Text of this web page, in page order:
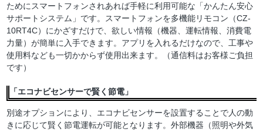
ためにスマートフォンされあれば手軽に利用可能な「かんたん安心
サポートシステム」です。スマートフォンを多機能リモコン（CZ-
10RT4C）にかざすだけで、欲しい情報（機器、運転情報、消費電
力量）が簡単に入手できます。アプリを入れるだけなので、工事や
使用料なども一切かからず使用出来ます。（通信料はお客様ご負担
です）
「エコナビセンサーで賢く節電」
別途オプションにより、エコナビセンサーを設置することで人の動
きに応じて賢く節電運転が可能となります。外部機器（照明や外気